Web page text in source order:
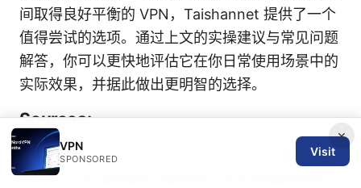
间取得良好平衡的 VPN，Taishannet 提供了一个
值得尝试的选项。通过上文的实操建议与常见问题
解答，你可以更快地评估它在你日常使用场景中的
实际效果，并据此做出更明智的选择。
Sources:
Is nordvpn worth the money: Is NordVPN
worth it for privacy, security, and streaming?
×
VPN
SPONSORED
Visit